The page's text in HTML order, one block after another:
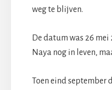
weg te blijven.
De datum was 26 mei
Naya nog in leven,
Toen eind september